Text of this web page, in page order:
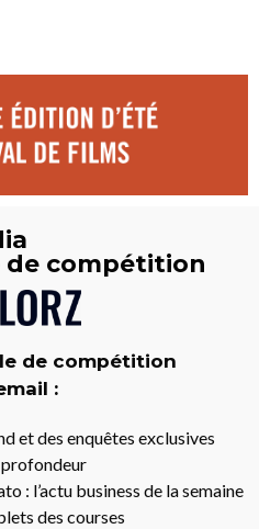
de compétition
de compétition
:
et des enquêtes exclusives
: l’actu business de la semaine
des courses